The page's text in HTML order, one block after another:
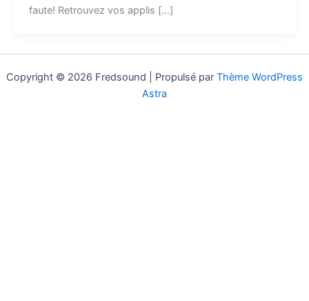
faute! Retrouvez vos applis […]
Copyright © 2026 Fredsound | Propulsé par Thème WordPress
Astra